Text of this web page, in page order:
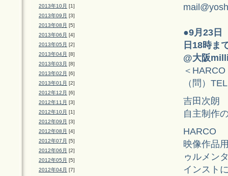
2013年10月 [1]
2013年09月 [3]
2013年08月 [5]
2013年06月 [4]
2013年05月 [2]
2013年04月 [8]
2013年03月 [8]
2013年02月 [6]
2013年01月 [2]
2012年12月 [6]
2012年11月 [3]
2012年10月 [1]
2012年09月 [3]
2012年08月 [4]
2012年07月 [5]
2012年06月 [2]
2012年05月 [5]
2012年04月 [7]
●9月23日
日18時ま
@大阪
＜
（問）
吉田次朗
自主制作
HARCO
映像作品
ゥルメン
インスト